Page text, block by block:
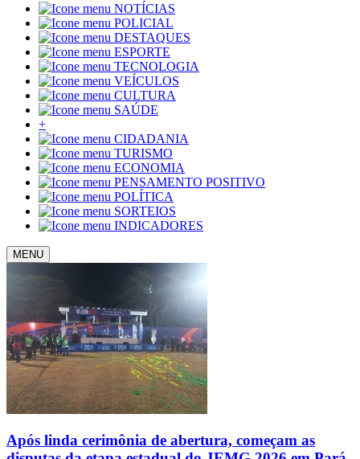
NOTÍCIAS
POLICIAL
DESTAQUES
ESPORTE
TECNOLOGIA
VEÍCULOS
CULTURA
SAÚDE
+
CIDADANIA
TURISMO
ECONOMIA
PENSAMENTO POSITIVO
POLÍTICA
SORTEIOS
INDICADORES
MENU
Após linda cerimônia de abertura, começam as